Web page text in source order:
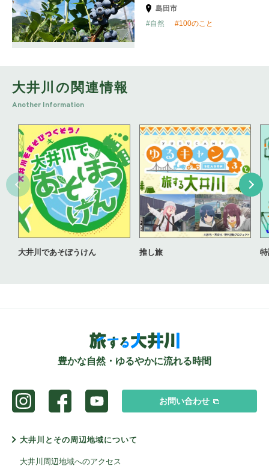
島田市
自然
100のこと
大井川の関連情報
Another Information
大井川であそぼうけん 推し旅
豊かな自然・ゆるやかに流れる時間
お問い合わせ
大井川とその周辺地域について
大井川周辺地域へのアクセス